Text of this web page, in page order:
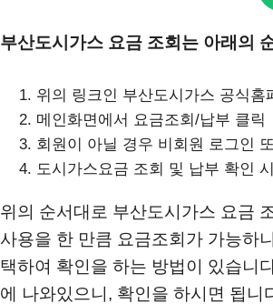
부산도시가스 요금 조회는 아래의
위의 링크인 부산도시가스 공식홈
메인화면에서 요금조회/납부 클릭
회원이 아닐 경우 비회원 로그인
도시가스요금 조회 및 납부 확인
위의 순서대로 부산도시가스 요금
사용을 한 만큼 요금조회가 가능하
택하여 확인을 하는 방법이 있습니
에 나와있으니, 확인을 하시면 됩니